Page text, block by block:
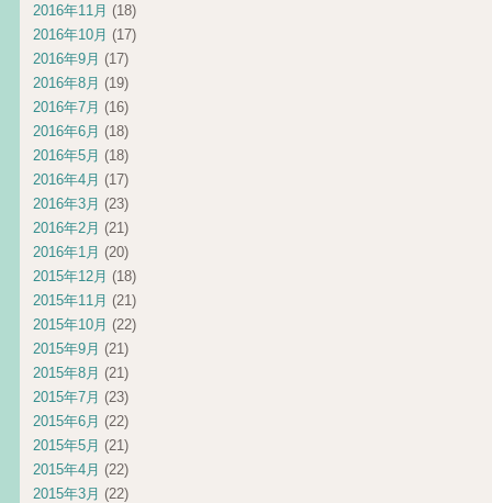
2016年11月 (18)
2016年10月 (17)
2016年9月 (17)
2016年8月 (19)
2016年7月 (16)
2016年6月 (18)
2016年5月 (18)
2016年4月 (17)
2016年3月 (23)
2016年2月 (21)
2016年1月 (20)
2015年12月 (18)
2015年11月 (21)
2015年10月 (22)
2015年9月 (21)
2015年8月 (21)
2015年7月 (23)
2015年6月 (22)
2015年5月 (21)
2015年4月 (22)
2015年3月 (22)